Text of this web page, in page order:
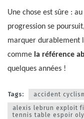
Une chose est sûre :
progression se
marquer durablement
comme la référence
quelques années !
Tags:
accident
alexis lebrun exploit
tennis table espoir